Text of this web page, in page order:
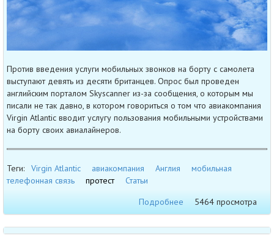
Против введения услуги мобильных звонков на борту с самолета
выступают девять из десяти британцев. Опрос был проведен
английским порталом Skyscanner из-за сообщения, о которым мы
писали не так давно, в котором говориться о том что авиакомпания
Virgin Atlantic вводит услугу пользования мобильными устройствами
на борту своих авиалайнеров.
Теги: Virgin Atlantic авиакомпания Англия
мобильная
телефонная связь
протест
Статьи
Подробнее
5464 просмотра